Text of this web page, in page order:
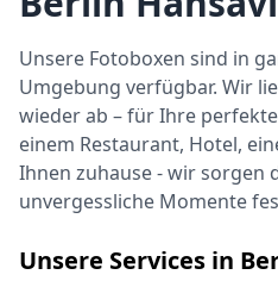
Unsere Fotoboxen sind in
Umgebung verfügbar. Wir
wieder ab – für Ihre
einem Restaurant, Hotel,
Ihnen zuhause - wir sorgen
unvergessliche Momente
Unsere Services in